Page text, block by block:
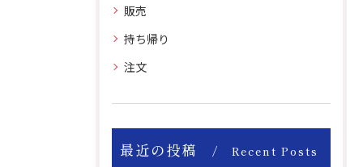
販売
持ち帰り
注文
最近の投稿 Recent Posts